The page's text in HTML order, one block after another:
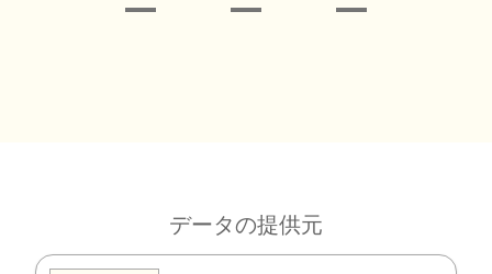
データの提供元